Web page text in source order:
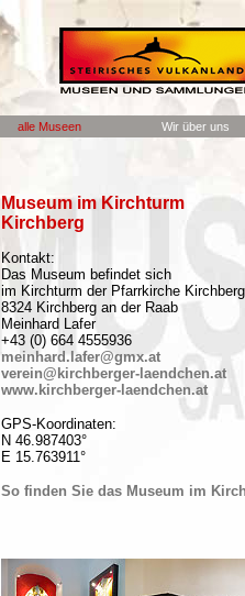
alle Museen Wir über uns
Museum im Kirchturm
Kirchberg
Kontakt:
Das Museum befindet sich
im Kirchturm der Pfarrkirche Kirchberg
8324 Kirchberg an der Raab
Meinhard Lafer
+43 (0) 664 4555936
meinhard.lafer@gmx.at
verein@kirchberger-laendchen.at
www.kirchberger-laendchen.at
GPS-Koordinaten:
N 46.987403°
E 15.763911°
So finden Sie das Museum im